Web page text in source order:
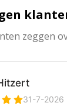
zeggen